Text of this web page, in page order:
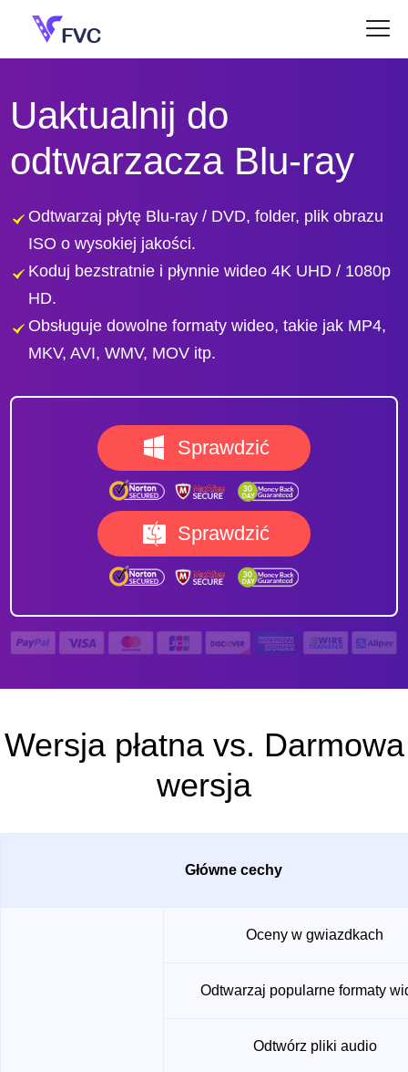
Uaktualnij do
odtwarzacza Blu-ray
Odtwarzaj płytę Blu-ray / DVD, folder, plik obrazu
ISO o wysokiej jakości.
Koduj bezstratnie i płynnie wideo 4K UHD / 1080p
HD.
Obsługuje dowolne formaty wideo, takie jak MP4,
MKV, AVI, WMV, MOV itp.
Sprawdzić
Sprawdzić
Wersja płatna vs. Darmowa
wersja
Główne cechy
Oceny w gwiazdkach
Odtwarzaj popularne formaty
Odtwórz pliki audio